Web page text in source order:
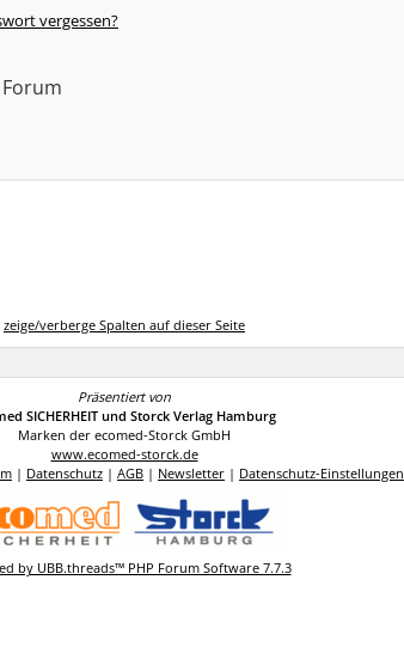
vergessen?
zeige/verberge Spalten auf dieser Seite
Präsentiert von
SICHERHEIT und Storck Verlag Hamburg
Marken der ecomed-Storck GmbH
www.ecomed-storck.de
| Datenschutz | AGB | Newsletter | Datenschutz-Einstellungen
by UBB.threads™ PHP Forum Software 7.7.3